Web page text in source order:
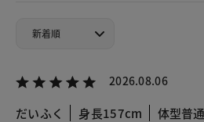
2026.08.06
だいふく 身長157cm 体型普通